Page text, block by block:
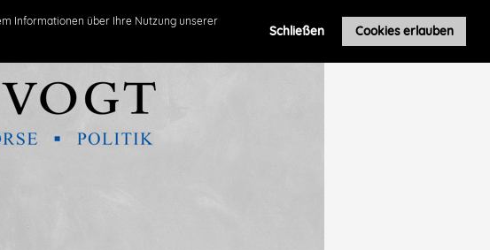
Informationen über Ihre Nutzung unserer
Schließen Cookies erlauben